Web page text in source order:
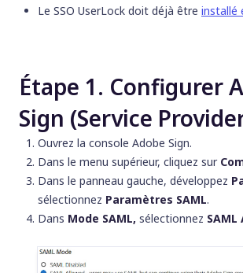
Le SSO UserLock doit déjà être installé
Étape 1. Configurer
Sign (Service
Ouvrez la console Adobe Sign.
Dans le menu supérieur, cliquez sur
Dans le panneau gauche, développez
sélectionnez Paramètres SAML.
Dans Mode SAML, sélectionnez